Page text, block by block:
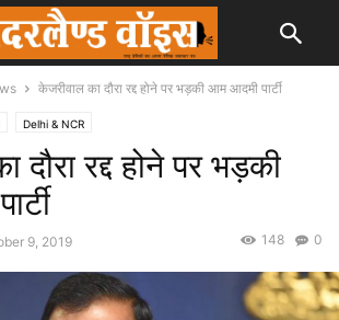
केजरीवाल का दौरा रद्द होने पर भड़की आम आदमी पार्टी
Delhi & NCR
दौरा रद्द होने पर भड़की
9, 2019 0
148